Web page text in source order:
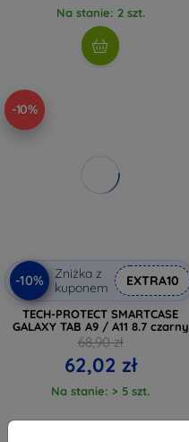
Na stanie: 2 szt.
-10%
-10%
Zniżka z
kuponem
EXTRA10
TECH-PROTECT SMARTCASE
GALAXY TAB A9 / A11 8.7 czarny
68,90 zł
62,02 zł
Na stanie: > 5 szt.